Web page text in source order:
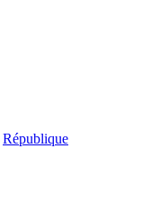
République